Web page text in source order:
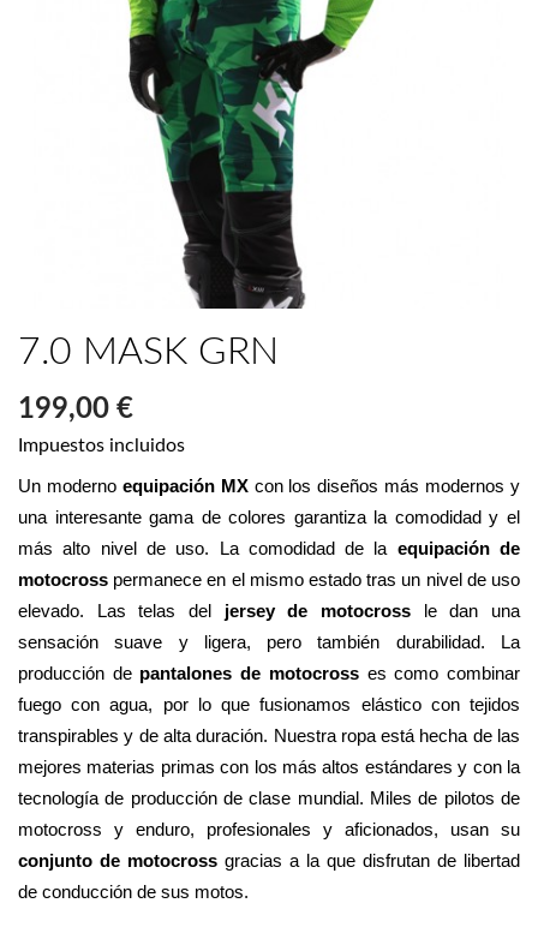
7.0 MASK GRN
199,00 €
Impuestos incluidos
Un moderno equipación MX con los diseños más modernos y
una interesante gama de colores garantiza la comodidad y el
más alto nivel de uso. La comodidad de la equipación de
motocross permanece en el mismo estado tras un nivel de uso
elevado. Las telas del jersey de motocross le dan una
sensación suave y ligera, pero también durabilidad. La
producción de pantalones de motocross es como combinar
fuego con agua, por lo que fusionamos elástico con tejidos
transpirables y de alta duración. Nuestra ropa está hecha de las
mejores materias primas con los más altos estándares y con la
tecnología de producción de clase mundial. Miles de pilotos de
conjunto de motocross gracias a la que disfrutan de libertad
de conducción de sus motos.